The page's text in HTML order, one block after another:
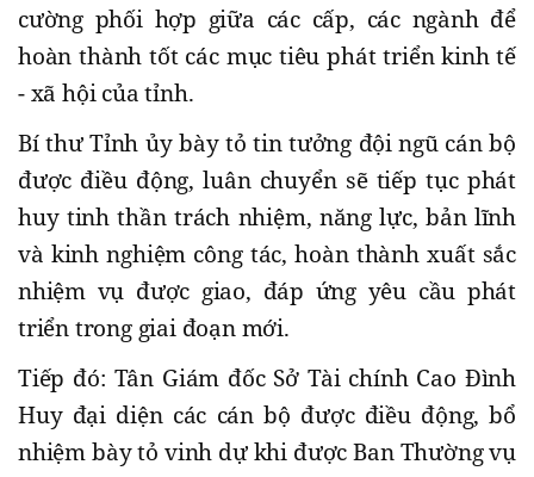
cường phối hợp giữa các cấp, các ngành để
hoàn thành tốt các mục tiêu phát triển kinh tế
- xã hội của tỉnh.
Bí thư Tỉnh ủy bày tỏ tin tưởng đội ngũ cán bộ
được điều động, luân chuyển sẽ tiếp tục phát
huy tinh thần trách nhiệm, năng lực, bản lĩnh
và kinh nghiệm công tác, hoàn thành xuất sắc
nhiệm vụ được giao, đáp ứng yêu cầu phát
triển trong giai đoạn mới.
Tiếp đó: Tân Giám đốc Sở Tài chính Cao Đình
Huy đại diện các cán bộ được điều động, bổ
nhiệm bày tỏ vinh dự khi được Ban Thường vụ